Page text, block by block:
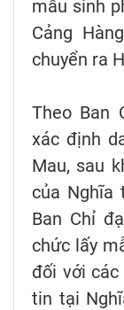
mẫu sinh
Cảng
chuyển ra
Theo Ban
xác định
Mau, sau
của Nghĩa
Ban Chỉ
chức lấy
đối với
tin tại